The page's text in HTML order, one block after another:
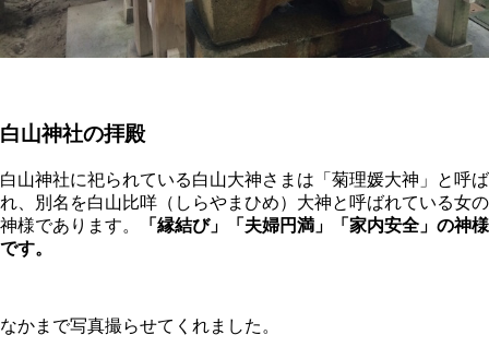
白山神社の拝殿
白山神社に祀られている白山大神さまは「菊理媛大神」と呼ば
れ、別名を白山比咩（しらやまひめ）大神と呼ばれている女の
神様であります。
「縁結び」「夫婦円満」「家内安全」の神様
です。
なかまで写真撮らせてくれました。